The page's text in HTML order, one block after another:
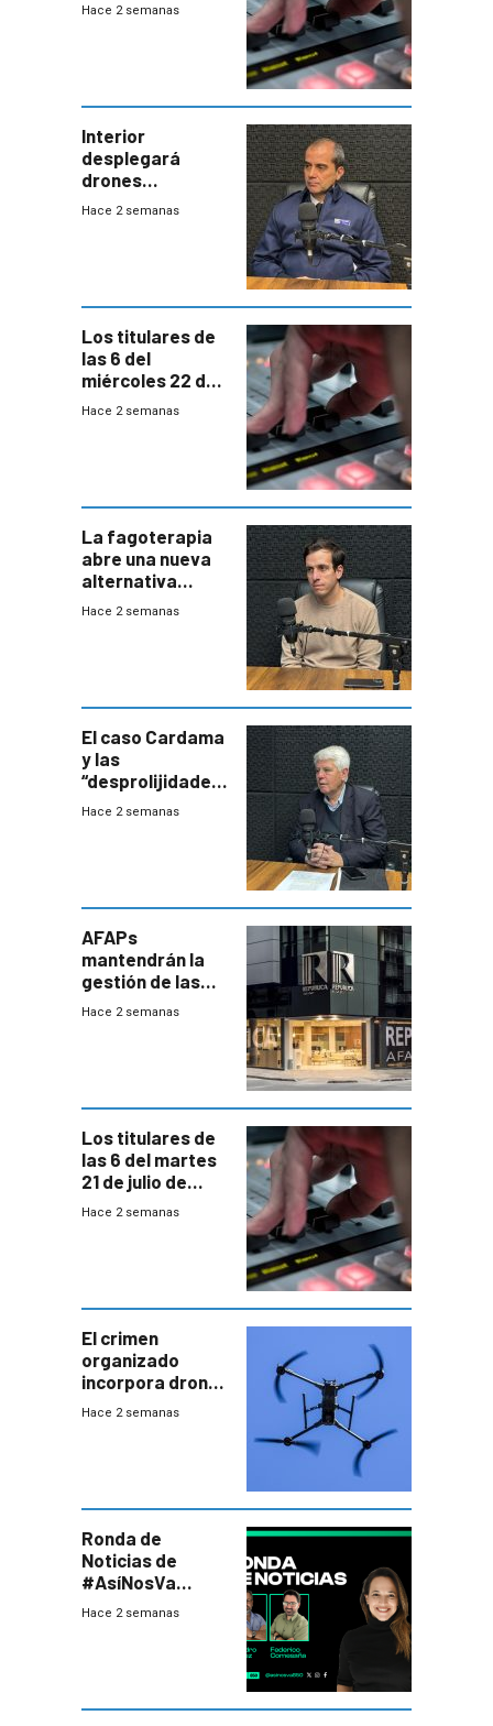
Hace 2 semanas
Interior
desplegará
drones
autónomos para
Hace 2 semanas
Los titulares de
las 6 del
miércoles 22 de
julio de 2026
Hace 2 semanas
La fagoterapia
abre una nueva
alternativa
contra bacterias
innovadora
Hace 2 semanas
El caso Cardama
y las
“desprolijidades”
que la
Hace 2 semanas
AFAPs
mantendrán la
gestión de las
cuentas
Hace 2 semanas
Los titulares de
las 6 del martes
21 de julio de
2026
Hace 2 semanas
El crimen
organizado
incorpora drones
y abre un nuevo
Hace 2 semanas
Ronda de
Noticias de
#AsíNosVa
(20/7/26)
Hace 2 semanas